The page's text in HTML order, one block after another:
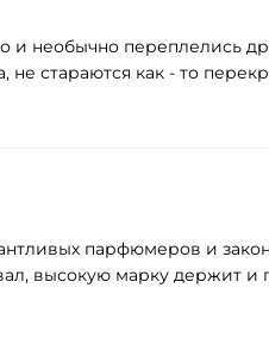
и необычно переплелись
стараются как - то
парфюмеров и
высокую марку держит